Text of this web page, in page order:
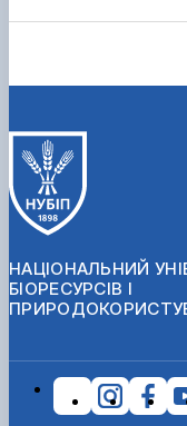
НАЦІОНАЛЬНИЙ
БІОРЕСУРСІВ І